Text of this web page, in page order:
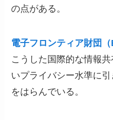
の点がある。
電子フロンティア財団
こうした国際的な情報
いプライバシー水準に
をはらんでいる。